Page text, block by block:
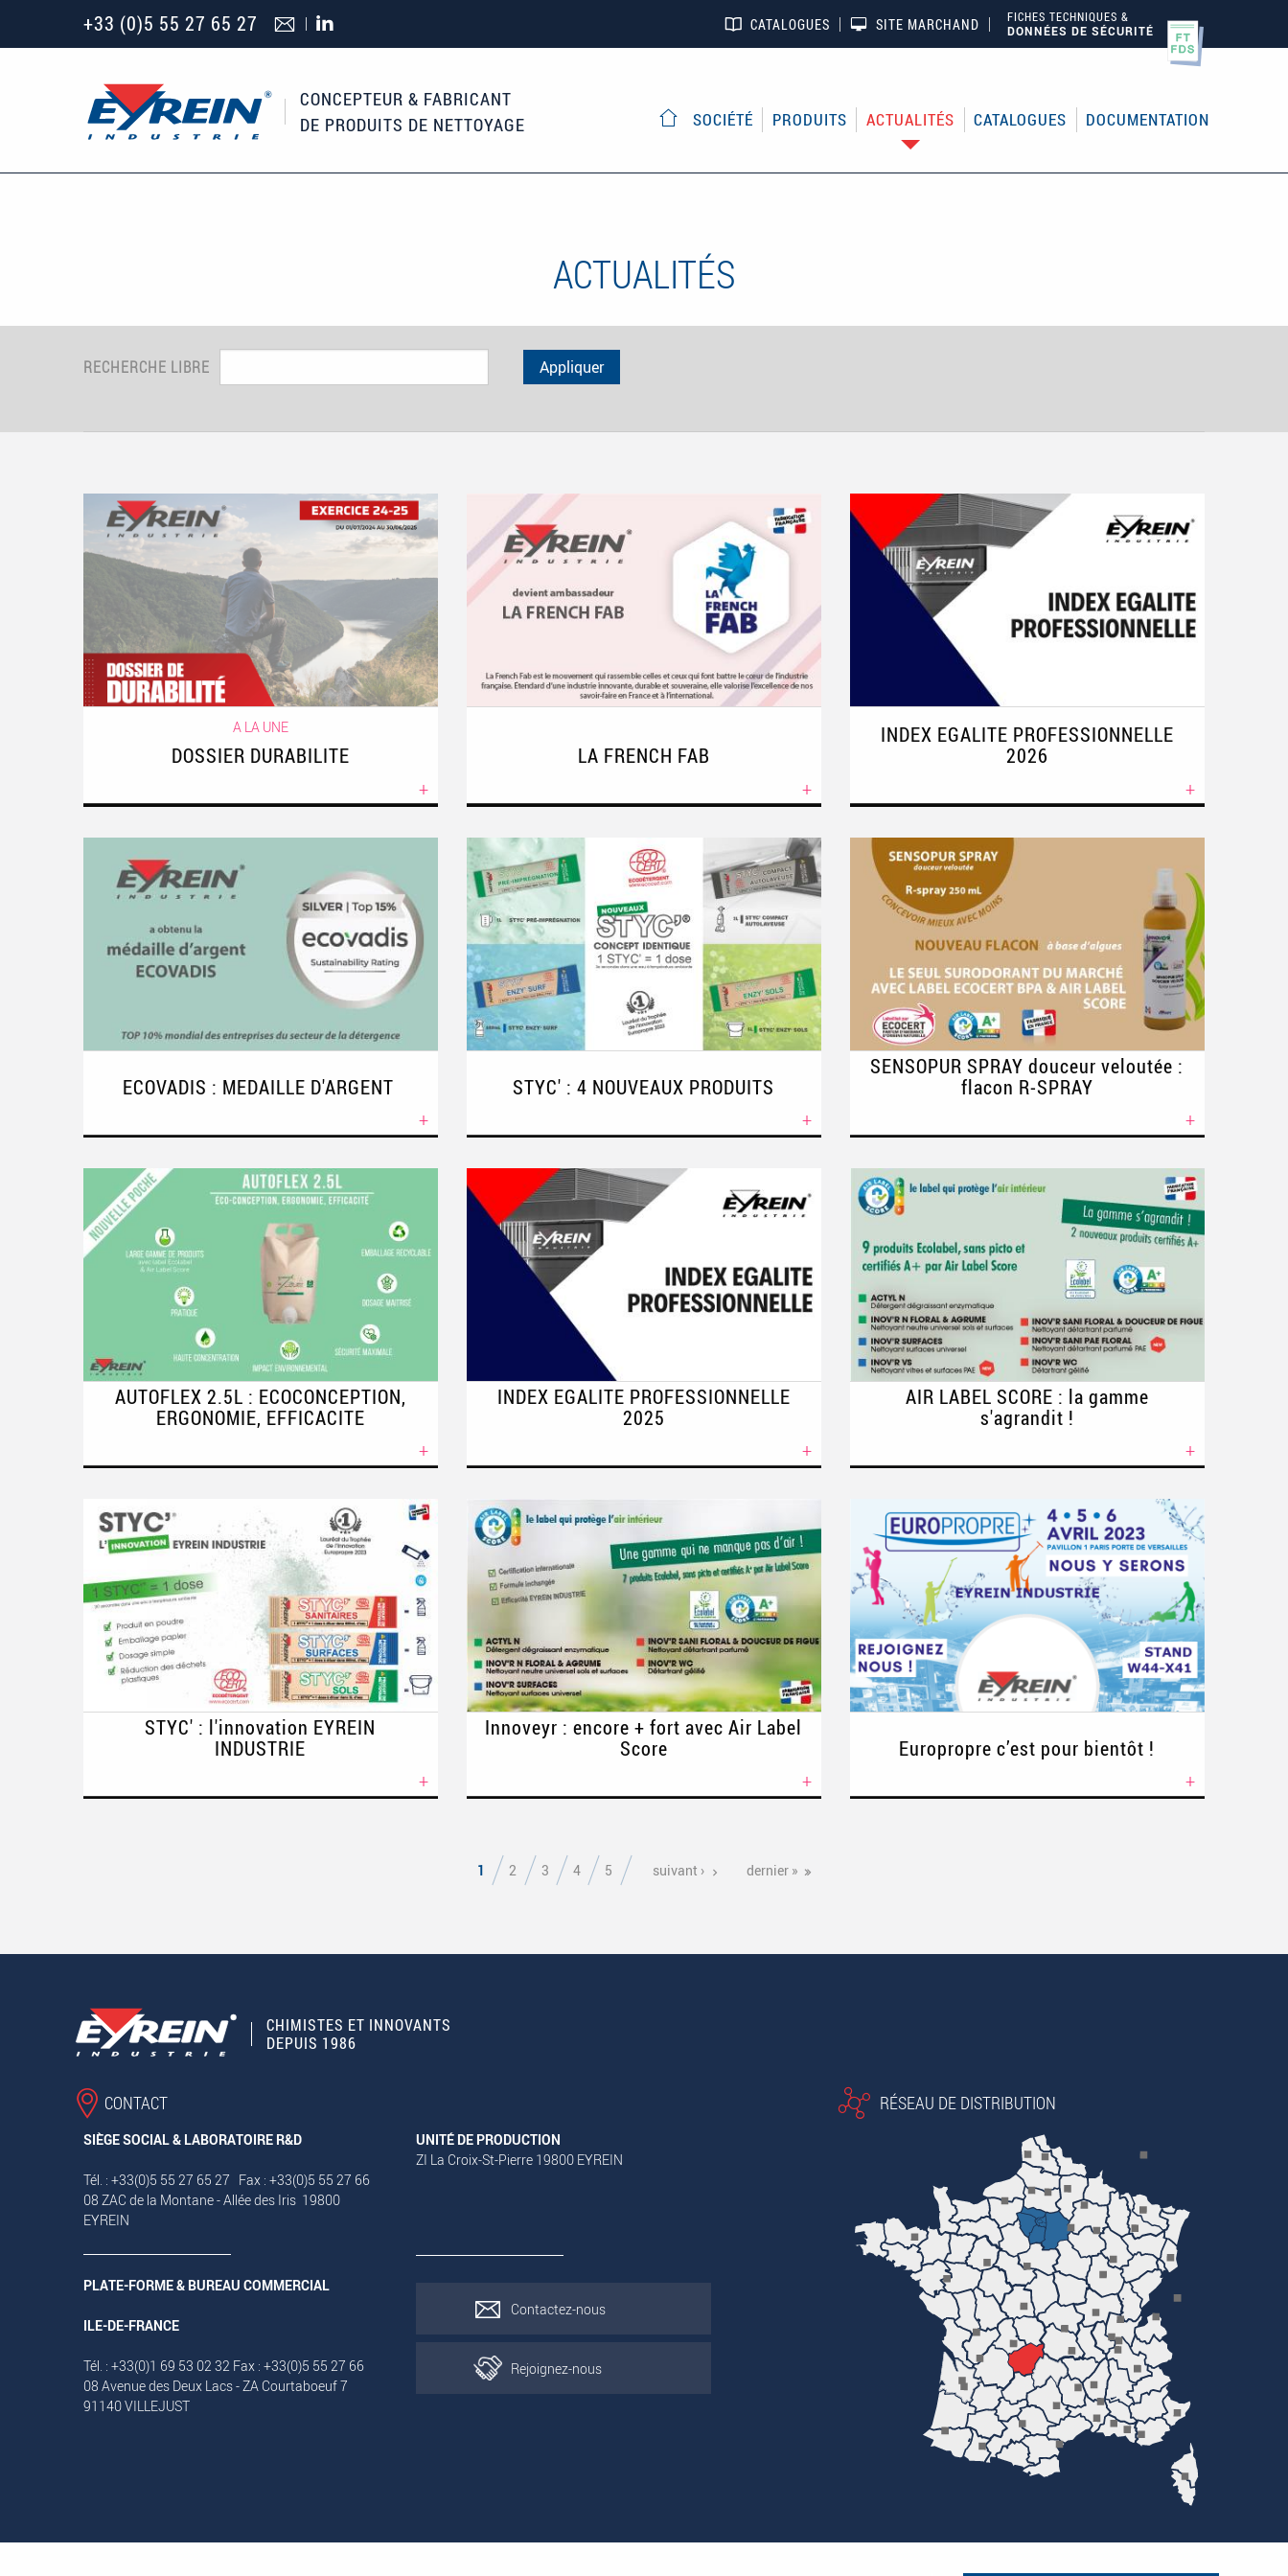
Aller au contenu principal
+33 (0)5 55 27 65 27 CATALOGUES SITE MARCHAND
FICHES TECHNIQUES &
DONNÉES DE SÉCURITÉ
CONCEPTEUR & FABRICANT
DE PRODUITS DE NETTOYAGE
SOCIÉTÉ PRODUITS ACTUALITÉS CATALOGUES DOCUMENTATION
ACTUALITÉS
RECHERCHE LIBRE Appliquer
A LA UNE
DOSSIER DURABILITE
+
LA FRENCH FAB
+
INDEX EGALITE PROFESSIONNELLE
2026
+
ECOVADIS : MEDAILLE D'ARGENT
+
STYC' : 4 NOUVEAUX PRODUITS
+
SENSOPUR SPRAY douceur veloutée :
flacon R-SPRAY
+
AUTOFLEX 2.5L : ECOCONCEPTION,
ERGONOMIE, EFFICACITE
+
INDEX EGALITE PROFESSIONNELLE
2025
+
AIR LABEL SCORE : la gamme
s'agrandit !
+
STYC' : l'innovation EYREIN
INDUSTRIE
+
Innoveyr : encore + fort avec Air Label
Score
+
Europropre c’est pour bientôt !
+
1 2 3 4 5 suivant › dernier »
CHIMISTES ET INNOVANTS
DEPUIS 1986
CONTACT
SIÈGE SOCIAL & LABORATOIRE R&D
Tél. : +33(0)5 55 27 65 27 Fax : +33(0)5 55 27 66
08 ZAC de la Montane - Allée des Iris 19800
EYREIN
UNITÉ DE PRODUCTION
ZI La Croix-St-Pierre 19800 EYREIN
PLATE-FORME & BUREAU COMMERCIAL
ILE-DE-FRANCE
Tél. : +33(0)1 69 53 02 32 Fax : +33(0)5 55 27 66
08 Avenue des Deux Lacs - ZA Courtaboeuf 7
91140 VILLEJUST
Contactez-nous
Rejoignez-nous
RÉSEAU DE DISTRIBUTION